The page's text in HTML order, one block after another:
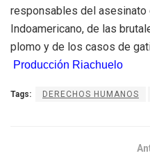
responsables del
Indoamericano, de las
plomo y de los casos de
Producción Riachuelo
Tags: DERECHOS HUMANOS